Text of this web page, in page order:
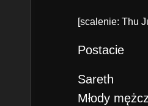
[scalenie: Thu
Postacie
Sareth
Młody